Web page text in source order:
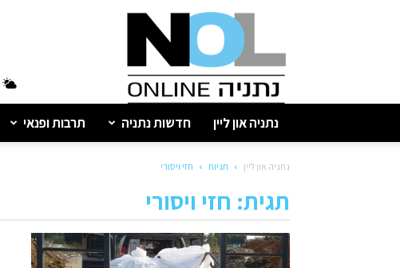
נתניה
נתניה און ליין חדשות נתניה תרבות ופנאי
נתניה און ליין תגיות חזי ויסורי
תגית: חזי ויסורי